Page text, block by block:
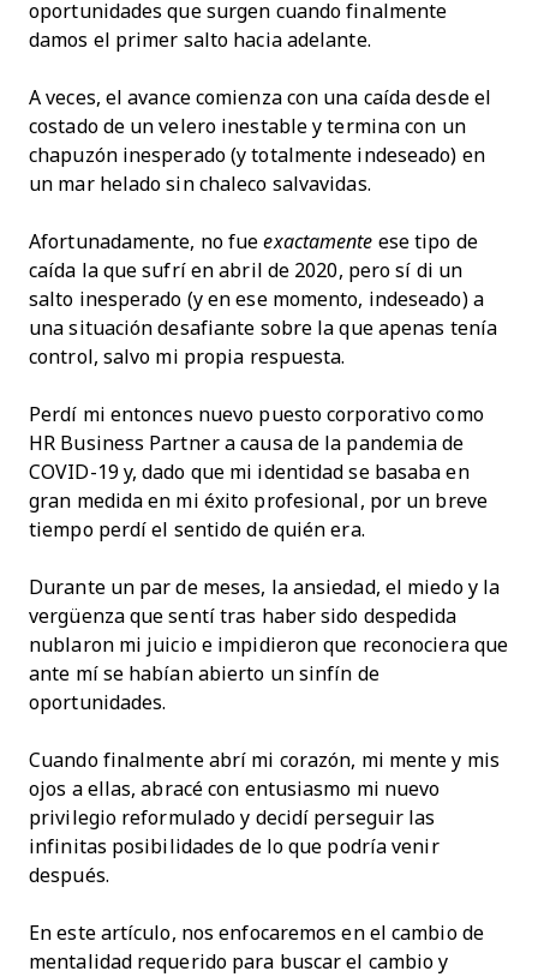
oportunidades que surgen cuando finalmente
damos el primer salto hacia adelante.
A veces, el avance comienza con una caída desde el
costado de un velero inestable y termina con un
chapuzón inesperado (y totalmente indeseado) en
un mar helado sin chaleco salvavidas.
Afortunadamente, no fueexactamente ese tipo de
caída la que sufrí en abril de 2020, pero sí di un
salto inesperado (y en ese momento, indeseado) a
una situación desafiante sobre la que apenas tenía
control, salvo mi propia respuesta.
Perdí mi entonces nuevo puesto corporativo como
HR Business Partner a causa de la pandemia de
COVID-19 y, dado que mi identidad se basaba en
gran medida en mi éxito profesional, por un breve
tiempo perdí el sentido de quién era.
Durante un par de meses, la ansiedad, el miedo y la
vergüenza que sentí tras haber sido despedida
nublaron mi juicio e impidieron que reconociera que
ante mí se habían abierto un sinfín de
oportunidades.
Cuando finalmente abrí mi corazón, mi mente y mis
ojos a ellas, abracé con entusiasmo mi nuevo
privilegio reformulado y decidí perseguir las
infinitas posibilidades de lo que podría venir
después.
En este artículo, nos enfocaremos en el cambio de
mentalidad requerido para buscar el cambio y